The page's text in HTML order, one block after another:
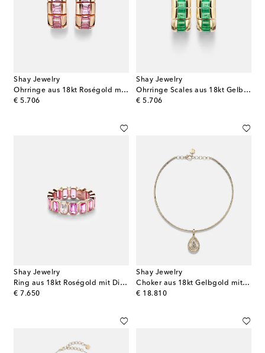
Shay Jewelry
Ohrringe aus 18kt Roségold mit Saphiren
€ 5.706
original price
Shay Jewelry
Ohrringe Scales aus 18kt Gelbgold mit Smaragden
€ 5.706
original price
Shay Jewelry
Ring aus 18kt Roségold mit Diamant und Saphiren
€ 7.650
original price
Shay Jewelry
Choker aus 18kt Gelbgold mit Diamanten
€ 18.810
original price